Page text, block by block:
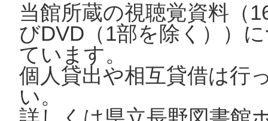
当館所蔵の視聴覚資料（
びDVD（1部を除く））
ています。
個人貸出や相互貸借は行
い。